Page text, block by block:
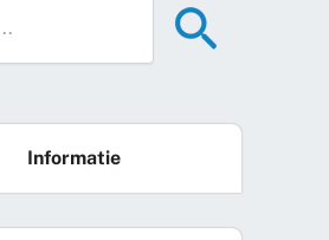
Informatie
Home